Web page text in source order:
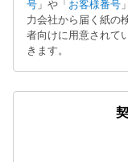
号 」や「 お客様番号
力会社から届く紙の
者向けに用意されて
きます。